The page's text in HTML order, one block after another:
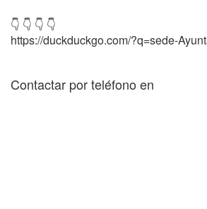
👇 👇 👇 👇
https://duckduckgo.com/?q=sede-
Contactar por teléfono en